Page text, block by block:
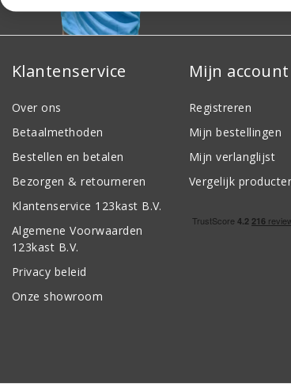
Klantenservice
Over ons
Betaalmethoden
Bestellen en betalen
Bezorgen & retourneren
Klantenservice 123kast B.V.
Algemene Voorwaarden
123kast B.V.
Privacy beleid
Onze showroom
Mijn account
Registreren
Mijn bestellingen
Mijn verlanglijst
Vergelijk